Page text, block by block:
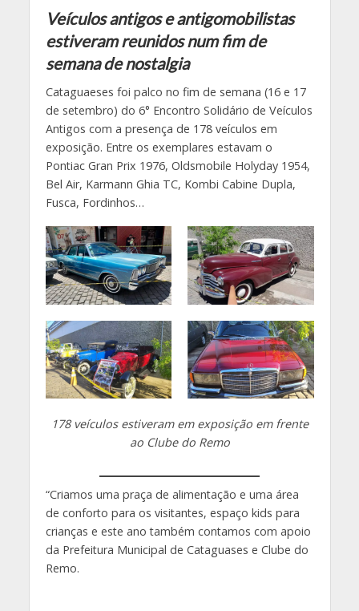
Veículos antigos e antigomobilistas
estiveram reunidos num fim de
semana de nostalgia
Cataguaeses foi palco no fim de semana (16 e 17
de setembro) do 6° Encontro Solidário de Veículos
Antigos com a presença de 178 veículos em
exposição. Entre os exemplares estavam o
Pontiac Gran Prix 1976, Oldsmobile Holyday 1954,
Bel Air, Karmann Ghia TC, Kombi Cabine Dupla,
Fusca, Fordinhos…
178 veículos estiveram em exposição em frente
ao Clube do Remo
“Criamos uma praça de alimentação e uma área
de conforto para os visitantes, espaço kids para
crianças e este ano também contamos com apoio
da Prefeitura Municipal de Cataguases e Clube do
Remo.